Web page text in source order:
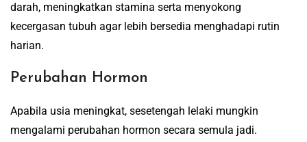
darah, meningkatkan stamina serta menyokong
kecergasan tubuh agar lebih bersedia menghadapi rutin
harian.
Perubahan Hormon
Apabila usia meningkat, sesetengah lelaki mungkin
mengalami perubahan hormon secara semula jadi.